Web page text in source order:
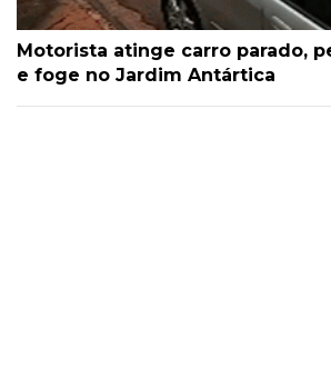
Motorista atinge carro parado,
e foge no Jardim Antártica